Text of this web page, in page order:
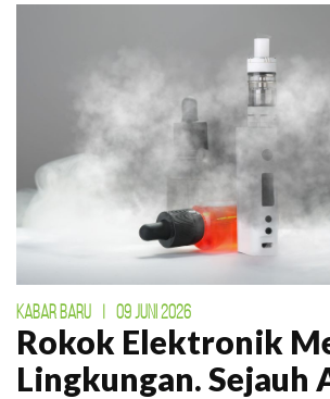
KABAR BARU | 09 JUNI 2026
Rokok Elektronik
Lingkungan. Sejauh